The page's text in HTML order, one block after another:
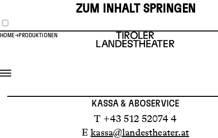
ZUM INHALT SPRINGEN
HOME PRODUKTIONEN
KASSA & ABOSERVICE
T +43 512 52074 4
Ekassa@landestheater.at